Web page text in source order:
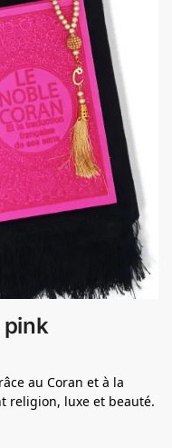
pink
au Coran et à la
religion, luxe et beauté.